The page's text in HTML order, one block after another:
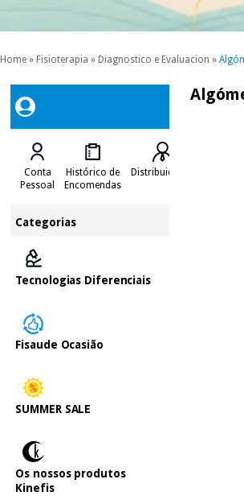
Home » Fisioterapia » Diagnostico e Evaluacion »
Conta
Pessoal
Histórico de
Encomendas
Distribuidores
Categorias
Tecnologias Diferenciais
Fisaude Ocasião
SUMMER SALE
Os nossos produtos
Kinefis